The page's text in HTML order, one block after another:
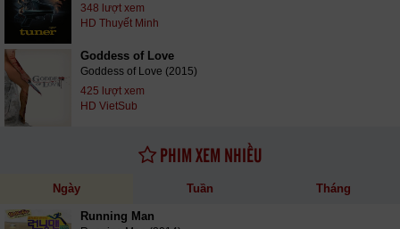
348 lượt xem
HD Thuyết Minh
Goddess of Love
Goddess of Love (2015)
425 lượt xem
HD VietSub
PHIM XEM NHIỀU
Ngày Tuần Tháng
Running Man